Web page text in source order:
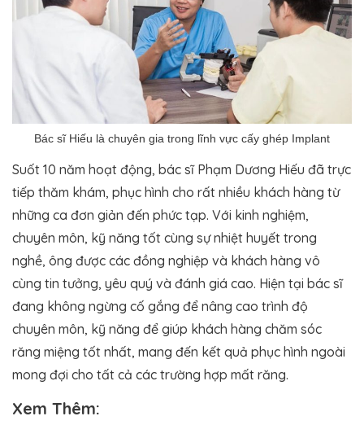
Bác sĩ Hiếu là chuyên gia trong lĩnh vực cấy ghép Implant
Suốt 10 năm hoạt động, bác sĩ Phạm Dương Hiếu đã trực
tiếp thăm khám, phục hình cho rất nhiều khách hàng từ
những ca đơn giản đến phức tạp. Với kinh nghiệm,
chuyên môn, kỹ năng tốt cùng sự nhiệt huyết trong
nghề, ông được các đồng nghiệp và khách hàng vô
cùng tin tưởng, yêu quý và đánh giá cao. Hiện tại bác sĩ
đang không ngừng cố gắng để nâng cao trình độ
chuyên môn, kỹ năng để giúp khách hàng chăm sóc
răng miệng tốt nhất, mang đến kết quả phục hình ngoài
mong đợi cho tất cả các trường hợp mất răng.
Xem Thêm: